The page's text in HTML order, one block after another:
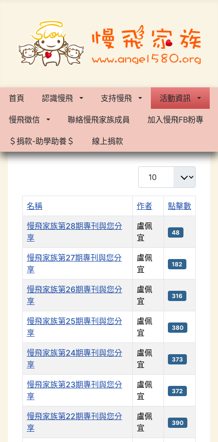
首頁 認識慢飛 支持慢飛 活動資訊
慢飛徵信 聯絡慢飛家族成員 加入慢飛FB粉專
＄捐款-助學助養＄ 線上捐款
每頁顯示條數
名稱 作者 點擊數
慢飛家族第28期專刊與您分
享
盧佩
宜
48
慢飛家族第27期專刊與您分
享
盧佩
宜
182
慢飛家族第26期專刊與您分
享
盧佩
宜
316
慢飛家族第25期專刊與您分
享
盧佩
宜
380
慢飛家族第24期專刊與您分
享
盧佩
宜
373
慢飛家族第23期專刊與您分
享
盧佩
宜
372
慢飛家族第22期專刊與您分
享
盧佩
宜
390